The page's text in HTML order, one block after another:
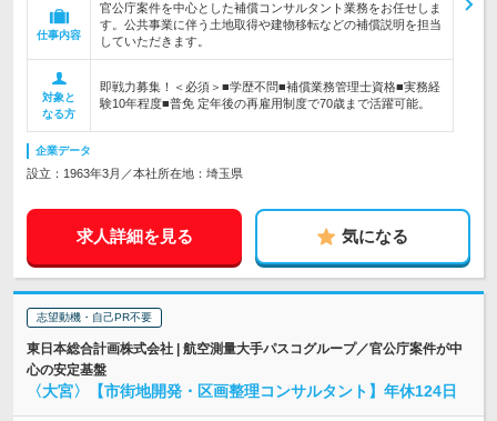
仕事内容
官公庁案件を中心とした補償コンサルタント業務をお任せしま
す。公共事業に伴う土地取得や建物移転などの補償説明を担当
していただきます。
対象と
なる方
即戦力募集！＜必須＞■学歴不問■補償業務管理士資格■実務経
験10年程度■普免 定年後の再雇用制度で70歳まで活躍可能。
企業データ
設立：1963年3月／本社所在地：埼玉県
求人詳細を見る 気になる
志望動機・自己PR不要
東日本総合計画株式会社 | 航空測量大手パスコグループ／官公庁案件が中
心の安定基盤
〈大宮〉【市街地開発・区画整理コンサルタント】年休124日